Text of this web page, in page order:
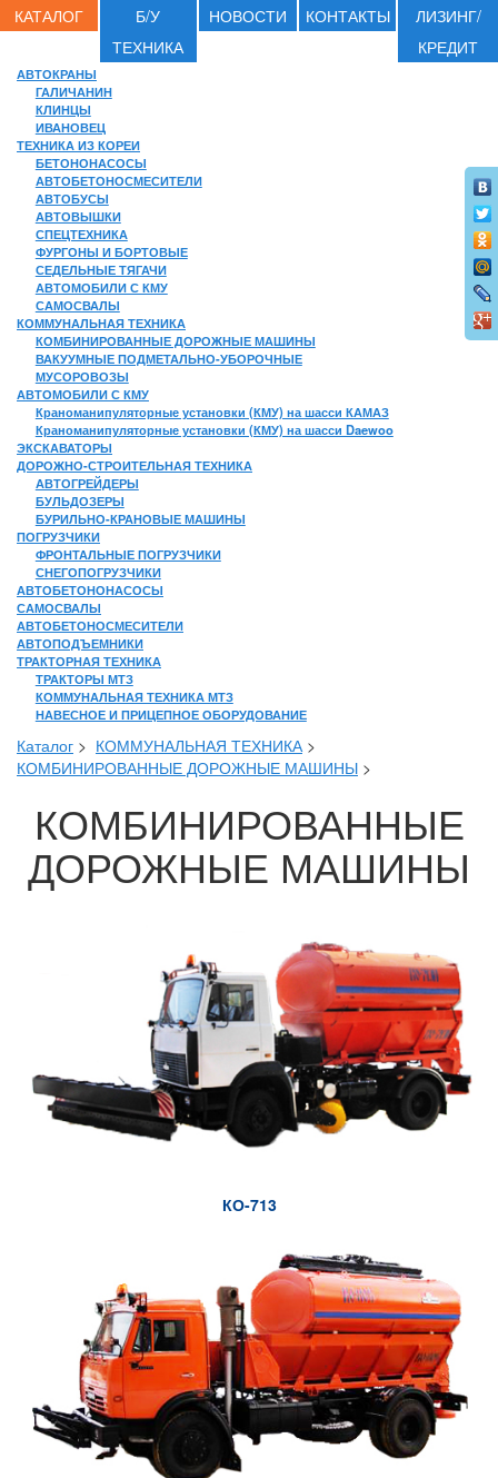
КАТАЛОГ
Б/У
ТЕХНИКА
НОВОСТИ КОНТАКТЫ
ЛИЗИНГ/
КРЕДИТ
АВТОКРАНЫ
ГАЛИЧАНИН
КЛИНЦЫ
ИВАНОВЕЦ
ТЕХНИКА ИЗ КОРЕИ
БЕТОНОНАСОСЫ
АВТОБЕТОНОСМЕСИТЕЛИ
АВТОБУСЫ
АВТОВЫШКИ
СПЕЦТЕХНИКА
ФУРГОНЫ И БОРТОВЫЕ
СЕДЕЛЬНЫЕ ТЯГАЧИ
АВТОМОБИЛИ С КМУ
САМОСВАЛЫ
КОММУНАЛЬНАЯ ТЕХНИКА
КОМБИНИРОВАННЫЕ ДОРОЖНЫЕ МАШИНЫ
ВАКУУМНЫЕ ПОДМЕТАЛЬНО-УБОРОЧНЫЕ
МУСОРОВОЗЫ
АВТОМОБИЛИ С КМУ
Краноманипуляторные установки (КМУ) на шасси КАМАЗ
Краноманипуляторные установки (КМУ) на шасси Daewoo
ЭКСКАВАТОРЫ
ДОРОЖНО-СТРОИТЕЛЬНАЯ ТЕХНИКА
АВТОГРЕЙДЕРЫ
БУЛЬДОЗЕРЫ
БУРИЛЬНО-КРАНОВЫЕ МАШИНЫ
ПОГРУЗЧИКИ
ФРОНТАЛЬНЫЕ ПОГРУЗЧИКИ
СНЕГОПОГРУЗЧИКИ
АВТОБЕТОНОНАСОСЫ
САМОСВАЛЫ
АВТОБЕТОНОСМЕСИТЕЛИ
АВТОПОДЪЕМНИКИ
ТРАКТОРНАЯ ТЕХНИКА
ТРАКТОРЫ МТЗ
КОММУНАЛЬНАЯ ТЕХНИКА МТЗ
НАВЕСНОЕ И ПРИЦЕПНОЕ ОБОРУДОВАНИЕ
Каталог > КОММУНАЛЬНАЯ ТЕХНИКА>
КОМБИНИРОВАННЫЕ ДОРОЖНЫЕ МАШИНЫ >
КОМБИНИРОВАННЫЕ
ДОРОЖНЫЕ МАШИНЫ
КО-713